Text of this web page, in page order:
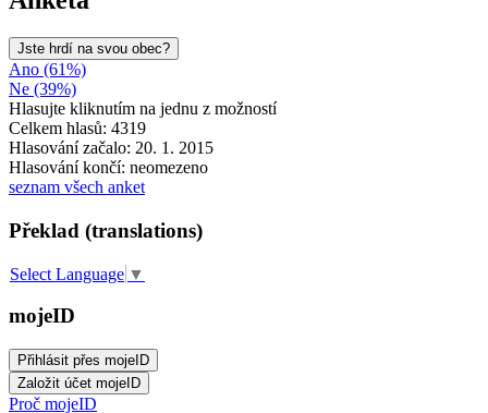
Jste hrdí na svou obec?
Ano (61%)
Ne (39%)
Hlasujte kliknutím na jednu z možností
Celkem hlasů: 4319
Hlasování začalo: 20. 1. 2015
Hlasování končí: neomezeno
seznam všech anket
Překlad (translations)
Select Language ▼
mojeID
Proč mojeID